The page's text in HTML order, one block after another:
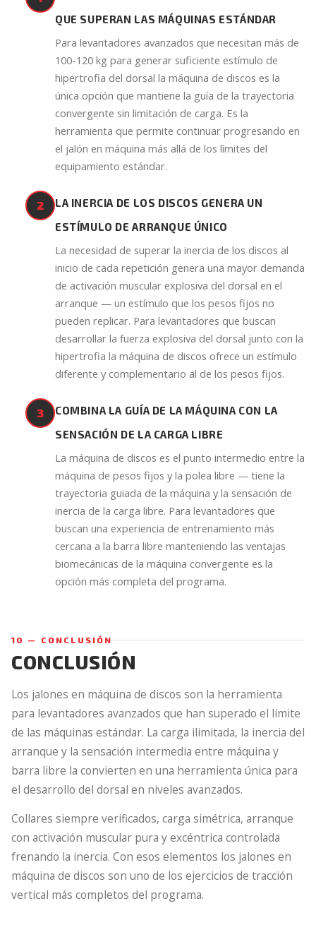
QUE SUPERAN LAS MÁQUINAS ESTÁNDAR
Para levantadores avanzados que necesitan más de
100-120 kg para generar suficiente estímulo de
hipertrofia del dorsal la máquina de discos es la
única opción que mantiene la guía de la trayectoria
convergente sin limitación de carga. Es la
herramienta que permite continuar progresando en
el jalón en máquina más allá de los límites del
equipamiento estándar.
2
LA INERCIA DE LOS DISCOS GENERA UN
ESTÍMULO DE ARRANQUE ÚNICO
La necesidad de superar la inercia de los discos al
inicio de cada repetición genera una mayor demanda
de activación muscular explosiva del dorsal en el
arranque — un estímulo que los pesos fijos no
pueden replicar. Para levantadores que buscan
desarrollar la fuerza explosiva del dorsal junto con la
hipertrofia la máquina de discos ofrece un estímulo
diferente y complementario al de los pesos fijos.
3
COMBINA LA GUÍA DE LA MÁQUINA CON LA
SENSACIÓN DE LA CARGA LIBRE
La máquina de discos es el punto intermedio entre la
máquina de pesos fijos y la polea libre — tiene la
trayectoria guiada de la máquina y la sensación de
inercia de la carga libre. Para levantadores que
buscan una experiencia de entrenamiento más
cercana a la barra libre manteniendo las ventajas
biomecánicas de la máquina convergente es la
opción más completa del programa.
10 — CONCLUSIÓN
CONCLUSIÓN
Los jalones en máquina de discos son la herramienta
para levantadores avanzados que han superado el límite
de las máquinas estándar. La carga ilimitada, la inercia del
arranque y la sensación intermedia entre máquina y
barra libre la convierten en una herramienta única para
el desarrollo del dorsal en niveles avanzados.
Collares siempre verificados, carga simétrica, arranque
con activación muscular pura y excéntrica controlada
frenando la inercia. Con esos elementos los jalones en
máquina de discos son uno de los ejercicios de tracción
vertical más completos del programa.